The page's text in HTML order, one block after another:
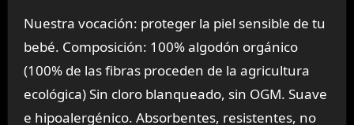
Nuestra vocación: proteger la piel sensible de tu
bebé. Composición: 100% algodón orgánico
(100% de las fibras proceden de la agricultura
ecológica) Sin cloro blanqueado, sin OGM. Suave
e hipoalergénico. Absorbentes, resistentes, no